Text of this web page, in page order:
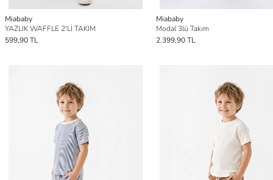
Miababy
YAZLIK WAFFLE 2'Lİ TAKIM
599,90 TL
Miababy
Modal 3lü Takım
2.399,90 TL